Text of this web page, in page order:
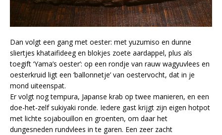
Dan volgt een gang met oester: met yuzumiso en dunne
sliertjes khataifideeg en blokjes zoete aardappel, plus als
toegift ‘Yama’s oester’: op een rondje van rauw wagyuvlees en
oesterkruid ligt een ‘ballonnetje’ van oestervocht, dat in je
mond uiteenspat.
Er volgt nog tempura, Japanse krab op twee manieren, en een
doe-het-zelf sukiyaki ronde. Iedere gast krijgt zijn eigen hotpot
met lichte sojabouillon en groenten, om daar het
dungesneden rundvlees in te garen. Een zeer zacht